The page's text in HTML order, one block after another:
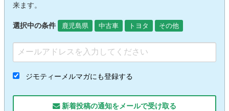
来ます。
選択中の条件 鹿児島県 中古車 トヨタ その他
ジモティーメルマガにも登録する
新着投稿の通知をメールで受け取る